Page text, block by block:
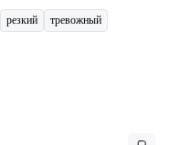
резкий тревожный